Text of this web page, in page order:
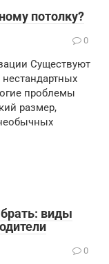
потолку?
0
Существуют
проблемы
размер,
виды
0